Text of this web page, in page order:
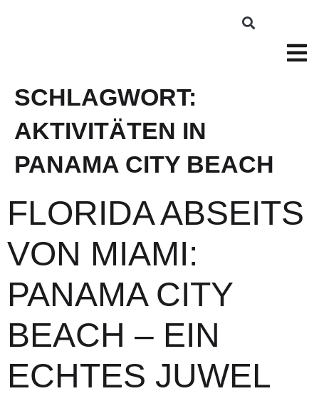
SCHLAGWORT:
AKTIVITÄTEN IN
PANAMA CITY BEACH
FLORIDA ABSEITS
VON MIAMI:
PANAMA CITY
BEACH – EIN
ECHTES JUWEL